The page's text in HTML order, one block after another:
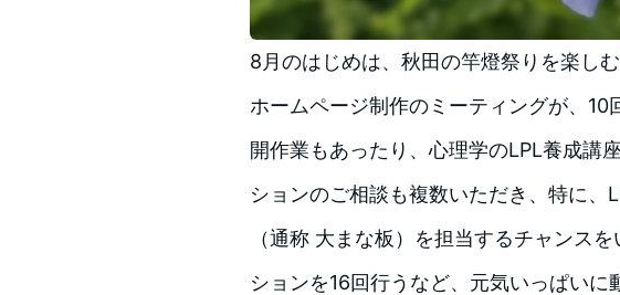
8月のはじめは、秋田の竿燈祭りを楽し
ホームページ制作のミーティングが、
開作業もあったり、心理学のLPL養成講
ションのご相談も複数いただき、特に、
（通称 大まな板）を担当するチャンス
ションを16回行うなど、元気いっぱい